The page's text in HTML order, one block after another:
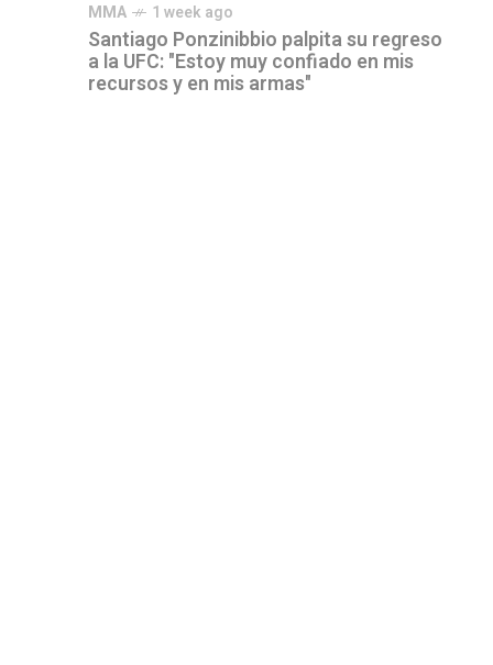
MMA 1 week ago
Santiago Ponzinibbio palpita su regreso
a la UFC: "Estoy muy confiado en mis
recursos y en mis armas"